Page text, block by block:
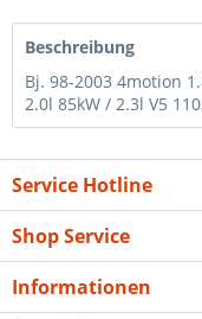
Beschreibung
Bj. 98-2003 4motion
2.0l 85kW / 2.3l V5
Service Hotline
Shop Service
Informationen